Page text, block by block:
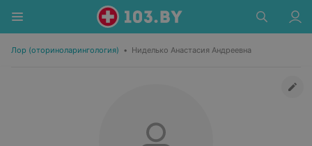
Лор (оториноларингология) • Ниделько Анастасия Андреевна